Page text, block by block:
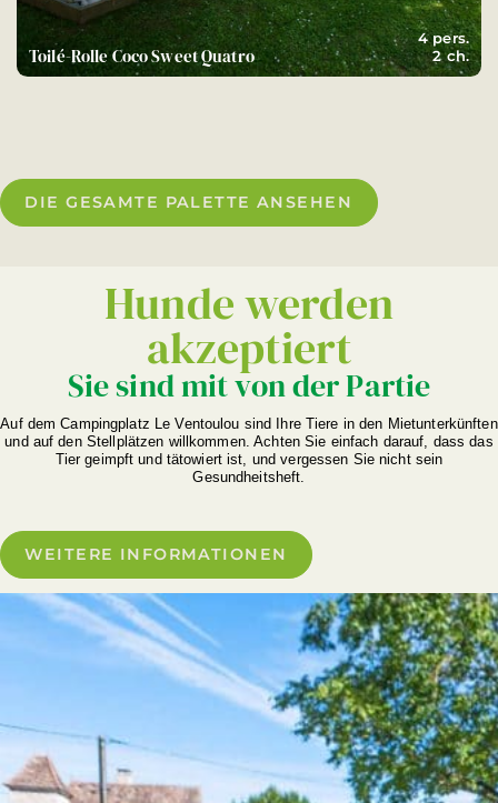
Toilé-Rolle Coco Sweet Quatro
4 pers.
2 ch.
DIE GESAMTE PALETTE ANSEHEN
Hunde werden
akzeptiert
Sie sind mit von der Partie
Auf dem Campingplatz Le Ventoulou sind Ihre Tiere in den Mietunterkünften
und auf den Stellplätzen willkommen. Achten Sie einfach darauf, dass das
Tier geimpft und tätowiert ist, und vergessen Sie nicht sein
Gesundheitsheft.
WEITERE INFORMATIONEN